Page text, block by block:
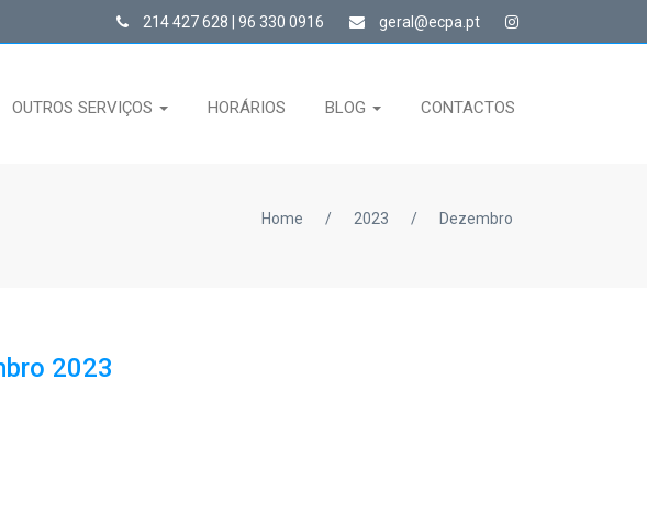
214 427 628 | 96 330 0916 geral@ecpa.pt
OUTROS SERVIÇOS HORÁRIOS BLOG CONTACTOS
Home / 2023 / Dezembro
2023